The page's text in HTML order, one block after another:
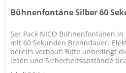
Bühnenfontäne Silber 60
5er Pack NICO Bühnenfontänen
mit 60 Sekunden Brenndauer.
bereits verbaut! Bitte unbedingt
lesen und Sicherheitsabstände